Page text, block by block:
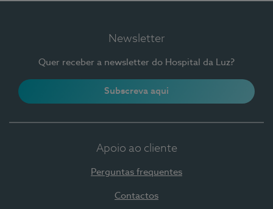
Newsletter
Quer receber a newsletter do Hospital da Luz?
Subscreva aqui
Apoio ao cliente
Perguntas frequentes
Contactos